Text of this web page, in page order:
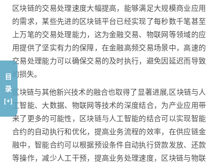
区块链的交易处理速度大幅提高，能够满足大规模商业应用
的需求，某些先进的区块链平台已经实现了每秒数千笔甚至
上万笔的交易处理能力，这为金融交易、物联网等领域的应
用提供了坚实有力的保障，在金融高频交易场景中，高速的
交易处理能力可以确保交易的及时执行，避免因延迟而导致
的损失。
区块链与其他新兴技术的融合也取得了显著进展,区块链与人
工智能、大数据、物联网等技术的深度结合，为产业应用带
来了更多的可能性，区块链与人工智能的结合可以实现智能
合约的自动执行和优化，提高业务流程的效率，在供应链金
融中，智能合约可以根据预设条件自动执行贷款发放、还款
等操作，减少人工干预，提高业务处理速度，区块链与物联
目
录
[+]